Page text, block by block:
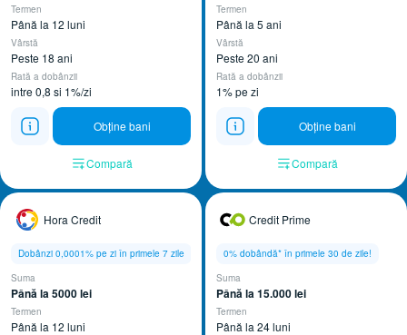
Termen
Până la 12 luni
Vârstă
Peste 18 ani
Rată a dobânzii
intre 0,8 si 1%/zi
Obține bani
Compară
Termen
Până la 5 ani
Vârstă
Peste 20 ani
Rată a dobânzii
1% pe zi
Obține bani
Compară
Hora Credit
Dobânzi 0,0001% pe zi în primele 7 zile
Suma
Până la 5000 lei
Termen
Până la 12 luni
Credit Prime
0% dobândă* în primele 30 de zile!
Suma
Până la 15.000 lei
Termen
Până la 24 luni